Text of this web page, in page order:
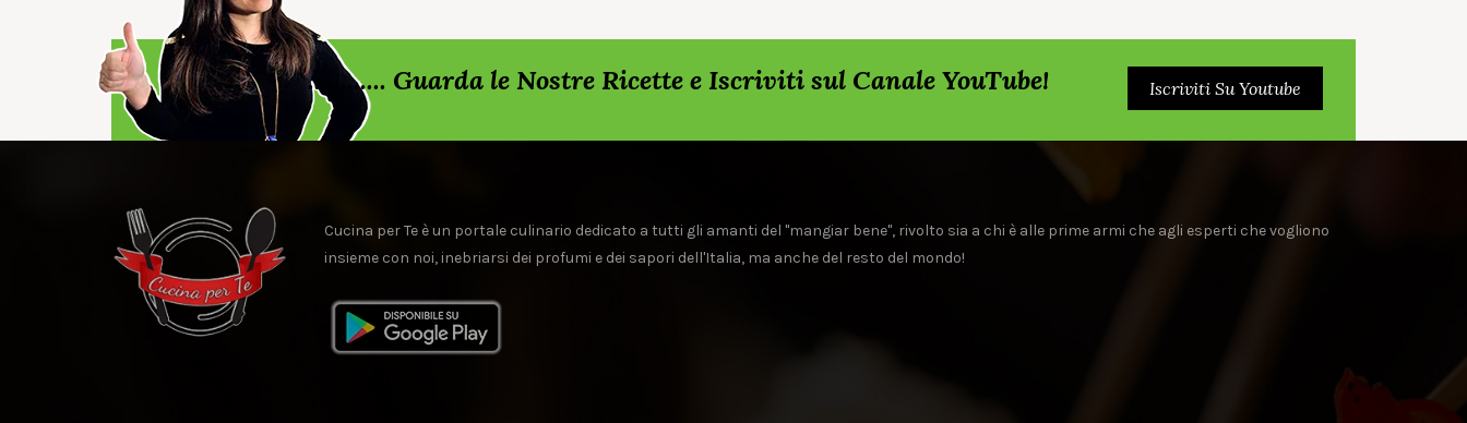
............ Guarda le Nostre Ricette e Iscriviti sul Canale YouTube! Iscriviti Su Youtube
Cucina per Te è un portale culinario dedicato a tutti gli amanti del "mangiar bene", rivolto sia a chi è alle prime armi che agli esperti che vogliono
insieme con noi, inebriarsi dei profumi e dei sapori dell'Italia, ma anche del resto del mondo!